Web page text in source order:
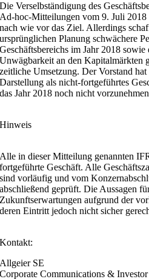
Die Verselbständigung des
Ad-hoc-Mitteilungen vom 9. Juli 2018
nach wie vor das Ziel. Allerdings
ursprünglichen Planung schwächere
Geschäftsbereichs im Jahr 2018
Unwägbarkeit an den Kapitalmärkten
zeitliche Umsetzung. Der Vorstand hat
Darstellung als nicht-fortgeführtes
das Jahr 2018 noch nicht
Hinweis
Alle in dieser Mitteilung genannten
fortgeführte Geschäft. Alle
sind vorläufig und vom
abschließend geprüft. Die Aussagen
Zukunftserwartungen aufgrund der
deren Eintritt jedoch nicht sicher
Kontakt:
Allgeier SE
Corporate Communications &